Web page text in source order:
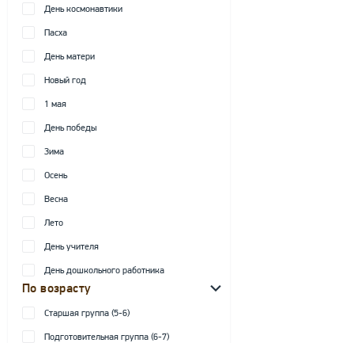
День космонавтики
Пасха
День матери
Новый год
1 мая
День победы
Зима
Осень
Весна
Лето
День учителя
День дошкольного работника
По возрасту
Старшая группа (5-6)
Подготовительная группа (6-7)